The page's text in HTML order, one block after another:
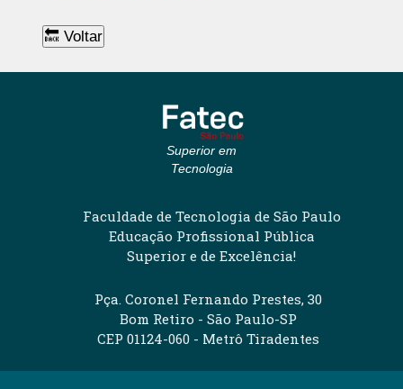
🔙 Voltar
Superior em
Tecnologia
Faculdade de Tecnologia de São Paulo
Educação Profissional Pública
Superior e de Excelência!
Pça. Coronel Fernando Prestes, 30
Bom Retiro - São Paulo-SP
CEP 01124-060 - Metrô Tiradentes